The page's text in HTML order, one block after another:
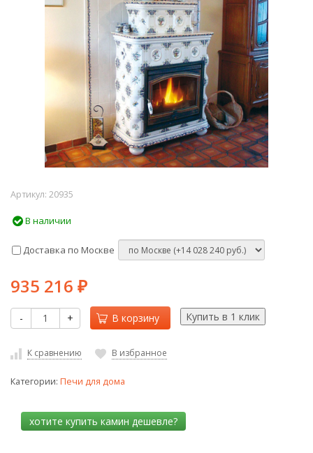
Артикул: 20935
В наличии
Доставка по Москве
935 216 ₽
- + В корзину
К сравнению В избранное
Категории: Печи для дома